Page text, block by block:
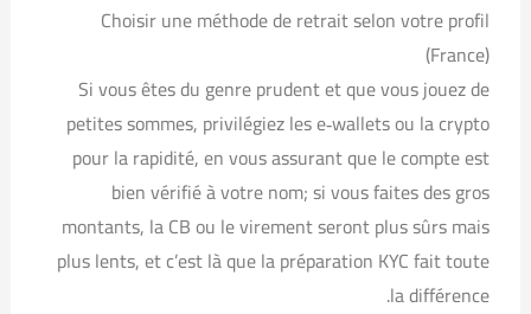
Choisir une méthode de retrait selon votre profil
(France)
Si vous êtes du genre prudent et que vous jouez de
petites sommes, privilégiez les e‑wallets ou la crypto
pour la rapidité, en vous assurant que le compte est
bien vérifié à votre nom; si vous faites des gros
montants, la CB ou le virement seront plus sûrs mais
plus lents, et c’est là que la préparation KYC fait toute
la différence.